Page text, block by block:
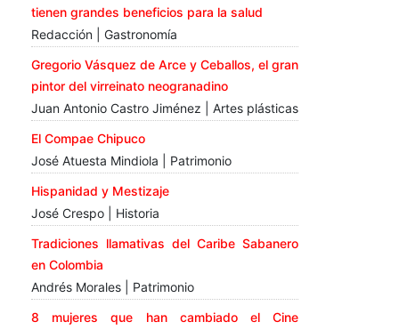
tienen grandes beneficios para la salud
Redacción | Gastronomía
Gregorio Vásquez de Arce y Ceballos, el gran
pintor del virreinato neogranadino
Juan Antonio Castro Jiménez | Artes plásticas
El Compae Chipuco
José Atuesta Mindiola | Patrimonio
Hispanidad y Mestizaje
José Crespo | Historia
Tradiciones llamativas del Caribe Sabanero
en Colombia
Andrés Morales | Patrimonio
8 mujeres que han cambiado el Cine